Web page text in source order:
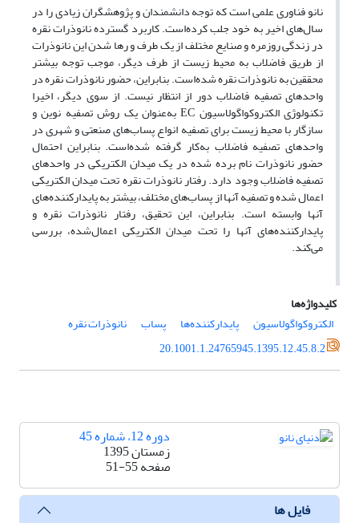
نانو فناوری علمی است که توجه دانشمندان و پژوهشگران زیادی را در
سال‌های اخیر به خود جلب کرده‌است. کاربرد گسترده نانوذرات نقره
در زندگی روزمره و صنایع مختلف از یک طرف و رها شدن این نانوذرات
از طریق فاضلاب به محیط زیست از طرف دیگر، موجب توجه بیشتر
محققین به نانوذرات نقره شده‌است. بنابراین، حضور نانوذرات نقره در
واحدهای تصفیه فاضلاب دور از انتظار نیست. از سوی دیگر، اخیرا
تکنولوژی الکتروکواگولاسیون EC به‌عنوان یک روش تصفیه نوین و
سازگار با محیط زیست برای تصفیه انواع پساب‌های صنعتی و شهری در
واحدهای تصفیه فاضلاب به‌کار گرفته شده‌است. بنابراین احتمال
حضور نانوذرات نام برده شده در یک میدان الکتریکی در واحدهای
تصفیه فاضلاب وجود دارد. رفتار نانوذرات نقره تحت میدان الکتریکی
اعمال شده و تصفیه آنها از پساب‌های مختلف، بیشتر به پایدارکننده‌های
آنها وابسته است. بنابراین، این تحقیق، رفتار نانوذرات نقره و
پایدارکننده‌های آنها را تحت میدان الکتریکی اعمال‌شده، بررسی
می‌کند.
کلیدواژه‌ها
الکتروکواگولاسیون
پایدارکننده‌ها پساب
نانوذرات نقره
20.1001.1.24765945.1395.12.45.8.2
دوره 12، شماره 45
زمستان 1395
صفحه51-55
فایل ها